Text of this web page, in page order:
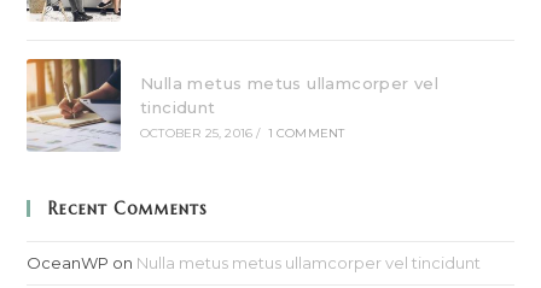
Nulla metus metus ullamcorper vel
tincidunt
OCTOBER 25, 2016 / 1 COMMENT
Recent Comments
OceanWP on Nulla metus metus ullamcorper vel tincidunt